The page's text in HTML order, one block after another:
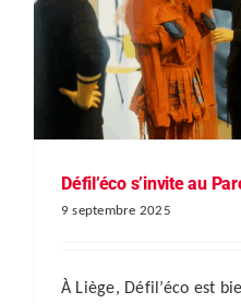
Défil’éco s’invite au
9 septembre 2025
À Liège, Défil’éco est